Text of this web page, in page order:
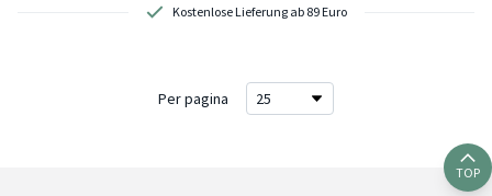
Kostenlose Lieferung ab 89 Euro
Per pagina
TOP